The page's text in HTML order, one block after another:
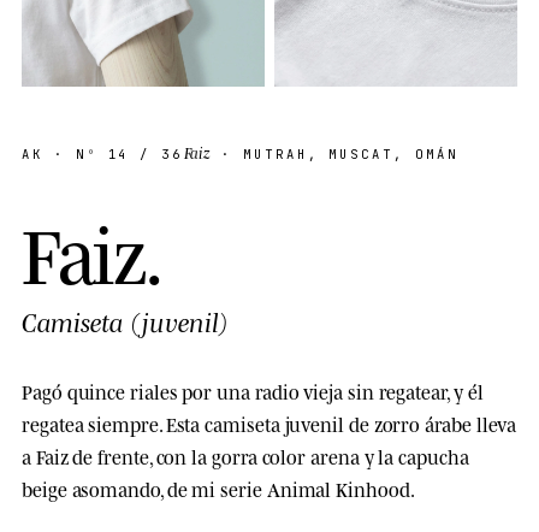
AK · Nº 14 / 36 Faiz · MUTRAH, MUSCAT, OMÁN
Faiz.
Camiseta (juvenil)
Pagó quince riales por una radio vieja sin regatear, y él
regatea siempre. Esta camiseta juvenil de zorro árabe lleva
a Faiz de frente, con la gorra color arena y la capucha
beige asomando, de mi serie Animal Kinhood.